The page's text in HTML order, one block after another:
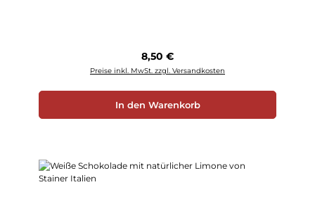
Regulärer Preis:
8,50 €
Preise inkl. MwSt. zzgl. Versandkosten
In den Warenkorb